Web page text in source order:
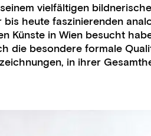
vielfältigen
heute faszinierenden
Künste in Wien besucht
die besondere formale
in ihrer